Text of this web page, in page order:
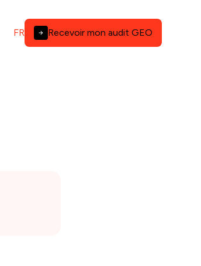
FR Recevoir mon audit GEO